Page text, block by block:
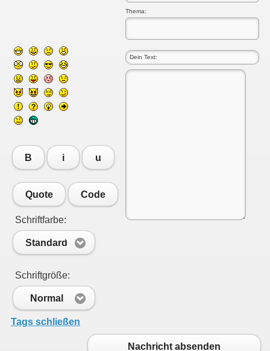
Thema:
B i u
Quote Code
Schriftfarbe:
Standard
Schriftgröße:
Normal
Tags schließen
Nachricht absenden